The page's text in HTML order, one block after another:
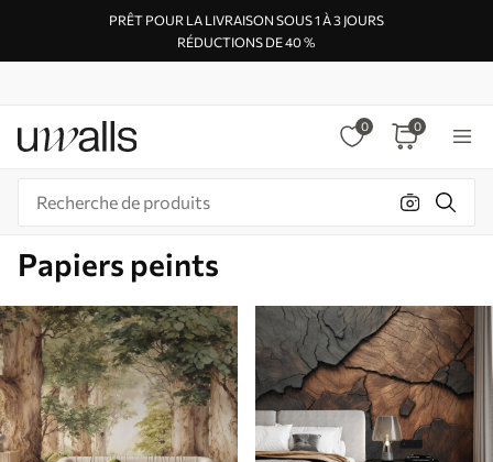
PRÊT POUR LA LIVRAISON SOUS 1 À 3 JOURS
RÉDUCTIONS DE 40 %
0 0
Papiers peints